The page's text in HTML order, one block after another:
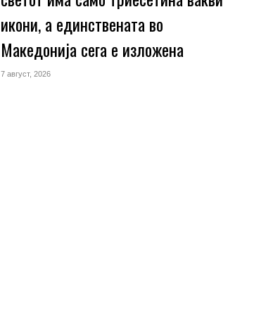
икони, а единствената во
Македонија сега е изложена
7 август, 2026